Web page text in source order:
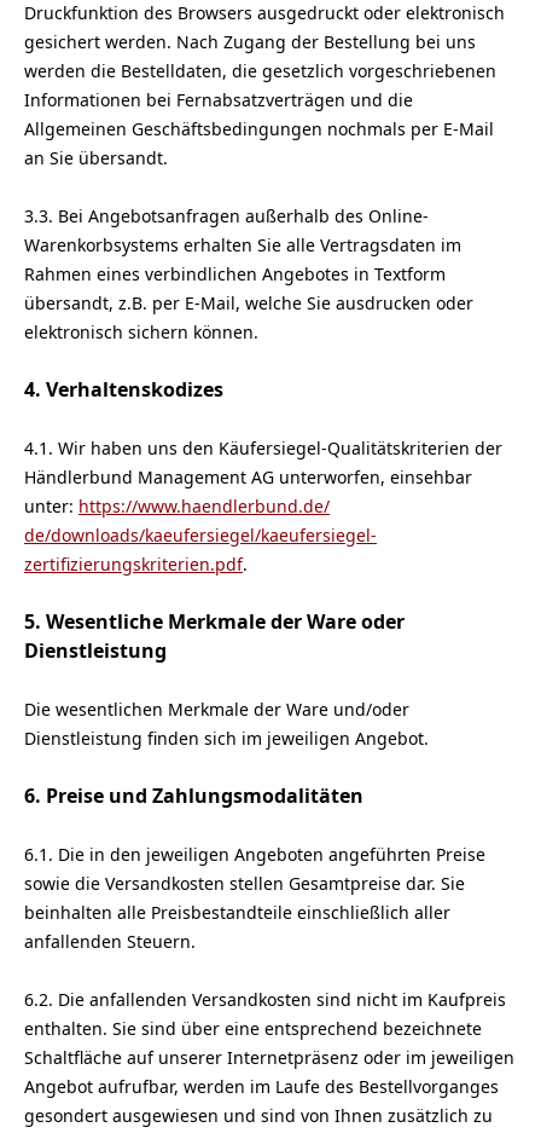
Druckfunktion des Browsers ausgedruckt oder elektronisch
gesichert werden. Nach Zugang der Bestellung bei uns
werden die Bestelldaten, die gesetzlich vorgeschriebenen
Informationen bei Fernabsatzverträgen und die
Allgemeinen Geschäftsbedingungen nochmals per E-Mail
an Sie übersandt.
3.3. Bei Angebotsanfragen außerhalb des Online-
Warenkorbsystems erhalten Sie alle Vertragsdaten im
Rahmen eines verbindlichen Angebotes in Textform
übersandt, z.B. per E-Mail, welche Sie ausdrucken oder
elektronisch sichern können.
4. Verhaltenskodizes
4.1. Wir haben uns den Käufersiegel-Qualitätskriterien der
Händlerbund Management AG unterworfen, einsehbar
unter: https://www.haendlerbund.de/
de/downloads/kaeufersiegel/kaeufersiegel-
zertifizierungskriterien.pdf.
5. Wesentliche Merkmale der Ware oder
Dienstleistung
Die wesentlichen Merkmale der Ware und/oder
Dienstleistung finden sich im jeweiligen Angebot.
6. Preise und Zahlungsmodalitäten
6.1. Die in den jeweiligen Angeboten angeführten Preise
sowie die Versandkosten stellen Gesamtpreise dar. Sie
beinhalten alle Preisbestandteile einschließlich aller
anfallenden Steuern.
6.2. Die anfallenden Versandkosten sind nicht im Kaufpreis
enthalten. Sie sind über eine entsprechend bezeichnete
Schaltfläche auf unserer Internetpräsenz oder im jeweiligen
Angebot aufrufbar, werden im Laufe des Bestellvorganges
gesondert ausgewiesen und sind von Ihnen zusätzlich zu